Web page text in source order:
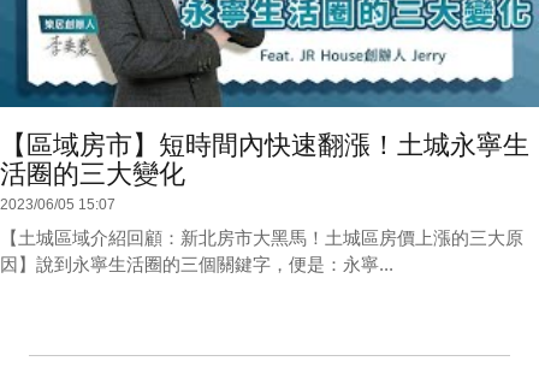
【區域房市】短時間內快速翻漲！土城永寧生
活圈的三大變化
2023/06/05 15:07
【土城區域介紹回顧：新北房市大黑馬！土城區房價上漲的三大原
因】說到永寧生活圈的三個關鍵字，便是：永寧...